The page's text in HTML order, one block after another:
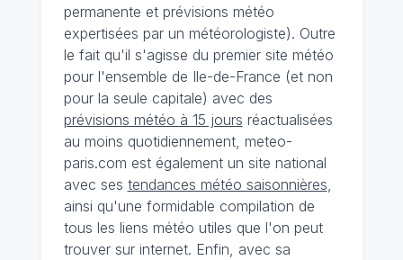
permanente et prévisions météo
expertisées par un météorologiste). Outre
le fait qu'il s'agisse du premier site météo
pour l'ensemble de Ile-de-France (et non
pour la seule capitale) avec des
prévisions météo à 15 jours réactualisées
au moins quotidiennement, meteo-
paris.com est également un site national
avec ses tendances météo saisonnières
ainsi qu'une formidable compilation de
tous les liens météo utiles que l'on peut
trouver sur internet. Enfin, avec sa